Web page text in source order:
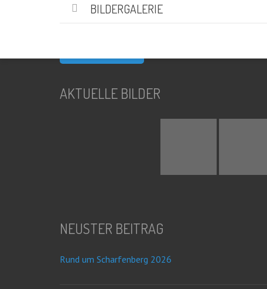
BILDERGALERIE
Suchen
AKTUELLE BILDER
NEUSTER BEITRAG
Rund um Scharfenberg 2026